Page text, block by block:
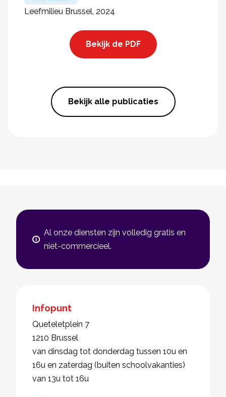
Leefmilieu Brussel, 2024
Bekijk de PDF
Bekijk alle publicaties
Al onze diensten zijn volledig gratis en
niet-commercieel.
Infopunt
Queteletplein 7
1210 Brussel
van dinsdag tot donderdag tussen 10u en
16u en zaterdag (buiten schoolvakanties)
van 13u tot 16u